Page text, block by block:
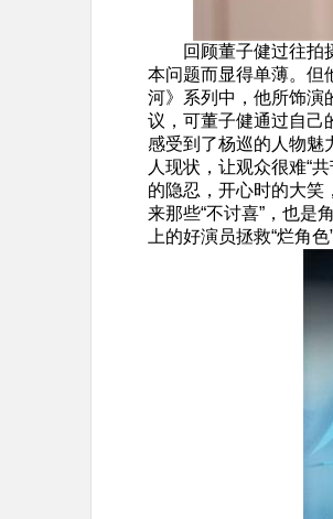
回顾董子健过往拍
本问题而显得单薄。但
河》系列中，他所饰演
议，可董子健通过自己
感受到了杨巡的人物魅
人现状，让观众很难“
的隐忍，开心时的大笑
来那些“不讨喜”，也是
上的好演员拯救“烂角色”